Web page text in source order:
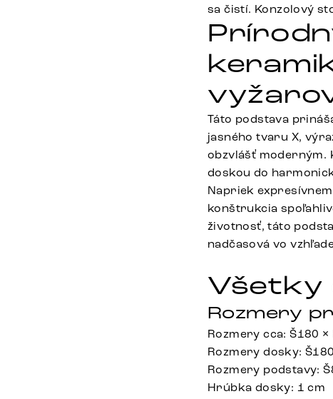
sa čistí. Konzolový
Táto podstava
jasného tvaru X,
obzvlášť moderným.
doskou do
Napriek
konštrukcia
životnosť, táto
nadčasová vo
Všetky
Rozmery
Rozmery cca: Š180 ×
Rozmery dosky:
Rozmery podstavy:
Hrúbka dosky: 1 cm